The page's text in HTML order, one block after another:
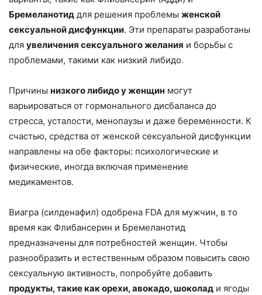
Бремеланотид для решения проблемы женской
сексуальной дисфункции. Эти препараты разработаны
для увеличения сексуального желания и борьбы с
проблемами, такими как низкий либидо.
Причины низкого либидо у женщин могут
варьироваться от гормонального дисбаланса до
стресса, усталости, менопаузы и даже беременности. К
счастью, средства от женской сексуальной дисфункции
направлены на обе факторы: психологические и
физические, иногда включая применение
медикаментов.
Виагра (силденафил) одобрена FDA для мужчин, в то
время как Флибансерин и Бремеланотид
предназначены для потребностей женщин. Чтобы
разнообразить и естественным образом повысить свою
сексуальную активность, попробуйте добавить
продукты, такие как орехи, авокадо, шоколад и ягоды